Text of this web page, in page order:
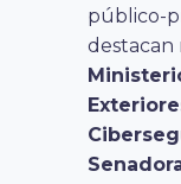
público-
destacan